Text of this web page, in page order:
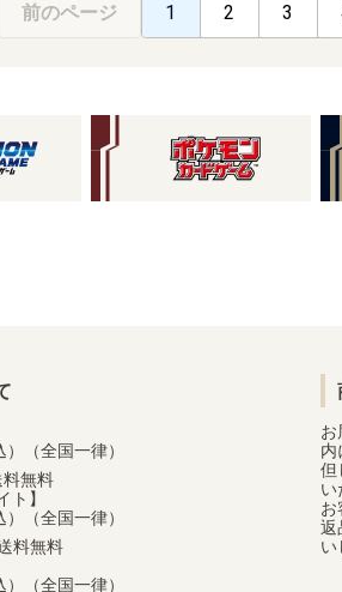
前のページ 1 2 3
（全国一律）
料無料
ト】
（全国一律）
料無料
（全国一律）
お
内
但
い
お
返
い